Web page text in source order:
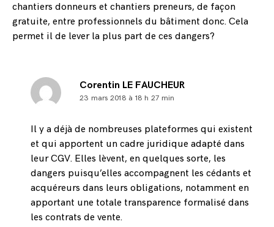
chantiers donneurs et chantiers preneurs, de façon
gratuite, entre professionnels du bâtiment donc. Cela
permet il de lever la plus part de ces dangers?
Corentin LE FAUCHEUR
23 mars 2018 à 18 h 27 min
Il y a déjà de nombreuses plateformes qui existent
et qui apportent un cadre juridique adapté dans
leur CGV. Elles lèvent, en quelques sorte, les
dangers puisqu’elles accompagnent les cédants et
acquéreurs dans leurs obligations, notamment en
apportant une totale transparence formalisé dans
les contrats de vente.